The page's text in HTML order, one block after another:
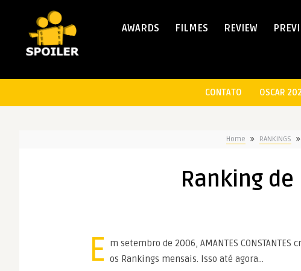
AWARDS FILMES REVIEW
CONTATO OSCAR
Home RANKINGS
Ranking
E
m setembro de 2006, AMANTES
os Rankings mensais. Isso até agora…